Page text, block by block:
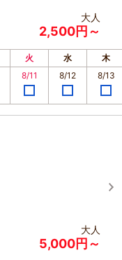
大人
2,500円～
火 水
木
8/11 8/12 8/13
大人
5,000円～